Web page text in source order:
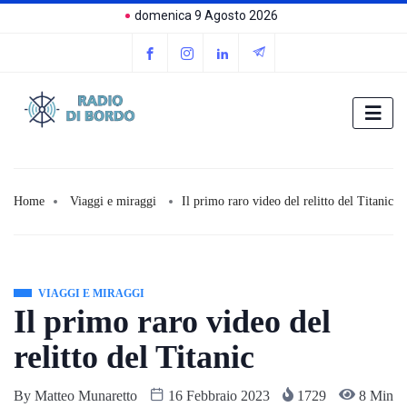
domenica 9 Agosto 2026
Home Viaggi e miraggi Il primo raro video del relitto del Titanic
VIAGGI E MIRAGGI
Il primo raro video del
relitto del Titanic
By Matteo Munaretto 16 Febbraio 2023 1729 8 Min